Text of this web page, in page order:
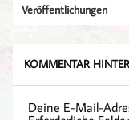
Veröffentlichungen
KOMMENTAR
Deine E-Mail-